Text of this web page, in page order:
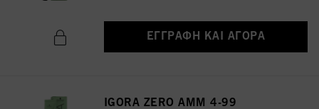
ΕΓΓΡΑΦΉ ΚΑΙ ΑΓΟΡΆ
IGORA ZERO AMM 4-99